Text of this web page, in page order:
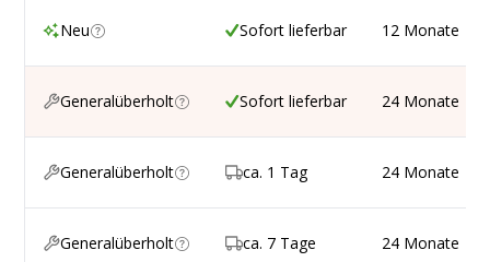
Neu Sofort lieferbar 12 Monate
Generalüberholt Sofort lieferbar 24 Monate
Generalüberholt ca. 1 Tag 24 Monate
Generalüberholt ca. 7 Tage 24 Monate